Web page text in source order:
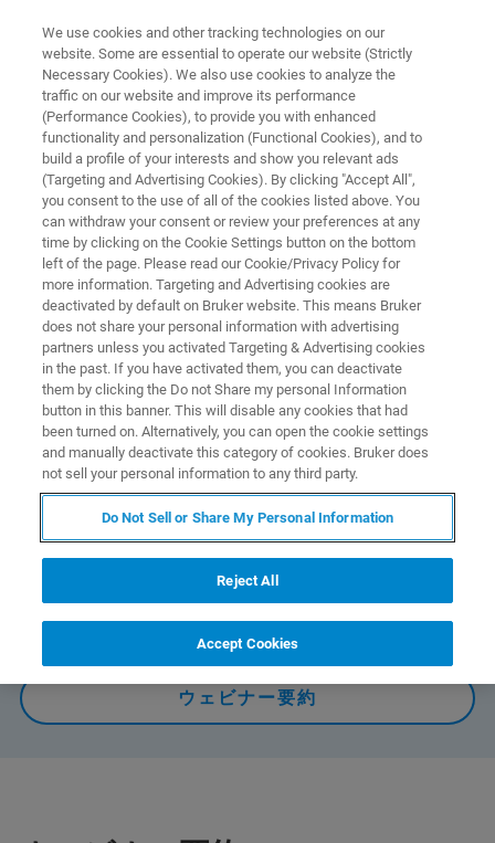
トライボロジーと機械試験に関するウェビナー
次世代CMPプロセスに向けたシ
ュミレーション技術ウェビナー
本ウェビナーでは中央大学の鈴木教和教授をお招きし、
次世代CMPのためのプロセスシミュレーション技術をテ
ーマにご発表いただきます。また、ブルカーより卓上
CMPプロセス評価装置をご紹介いたします
オンデマンドで視聴する
ウェビナー要約
We use cookies and other tracking technologies on our
website. Some are essential to operate our website (Strictly
Necessary Cookies). We also use cookies to analyze the
traffic on our website and improve its performance
(Performance Cookies), to provide you with enhanced
functionality and personalization (Functional Cookies), and to
build a profile of your interests and show you relevant ads
(Targeting and Advertising Cookies). By clicking "Accept All",
you consent to the use of all of the cookies listed above. You
can withdraw your consent or review your preferences at any
time by clicking on the Cookie Settings button on the bottom
left of the page. Please read our Cookie/Privacy Policy for
more information. Targeting and Advertising cookies are
deactivated by default on Bruker website. This means Bruker
does not share your personal information with advertising
partners unless you activated Targeting & Advertising cookies
in the past. If you have activated them, you can deactivate
them by clicking the Do not Share my personal Information
button in this banner. This will disable any cookies that had
been turned on. Alternatively, you can open the cookie settings
and manually deactivate this category of cookies. Bruker does
not sell your personal information to any third party.
Do Not Sell or Share My Personal Information
Reject All
Accept Cookies